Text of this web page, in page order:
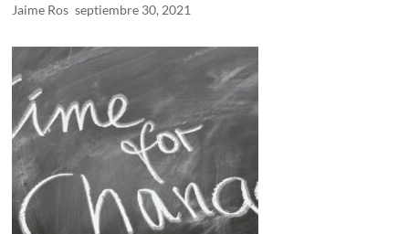
Jaime Ros septiembre 30, 2021